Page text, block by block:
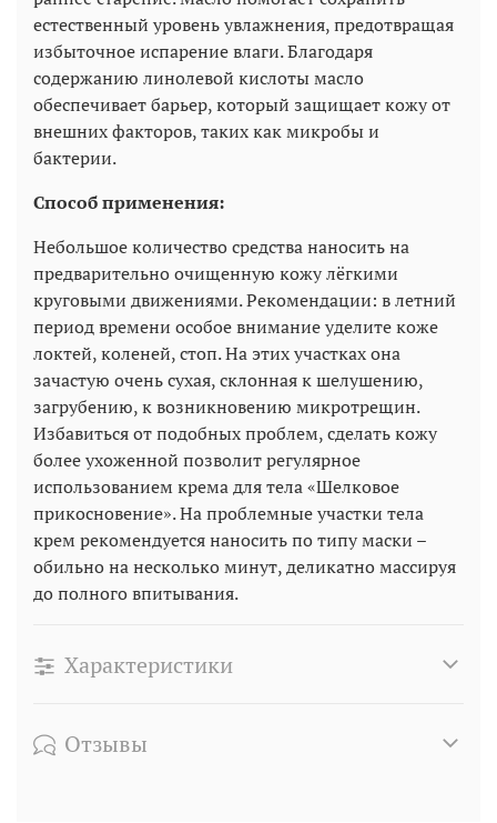
естественный уровень увлажнения, предотвращая
избыточное испарение влаги. Благодаря
содержанию линолевой кислоты масло
обеспечивает барьер, который защищает кожу от
внешних факторов, таких как микробы и
бактерии.
Способ применения:
Небольшое количество средства наносить на
предварительно очищенную кожу лёгкими
круговыми движениями. Рекомендации: в летний
период времени особое внимание уделите коже
локтей, коленей, стоп. На этих участках она
зачастую очень сухая, склонная к шелушению,
загрубению, к возникновению микротрещин.
Избавиться от подобных проблем, сделать кожу
более ухоженной позволит регулярное
использованием крема для тела «Шелковое
прикосновение». На проблемные участки тела
крем рекомендуется наносить по типу маски –
обильно на несколько минут, деликатно массируя
до полного впитывания.
Характеристики
Отзывы